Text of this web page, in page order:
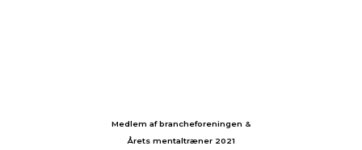
Medlem af brancheforeningen &
Årets mentaltræner 2021